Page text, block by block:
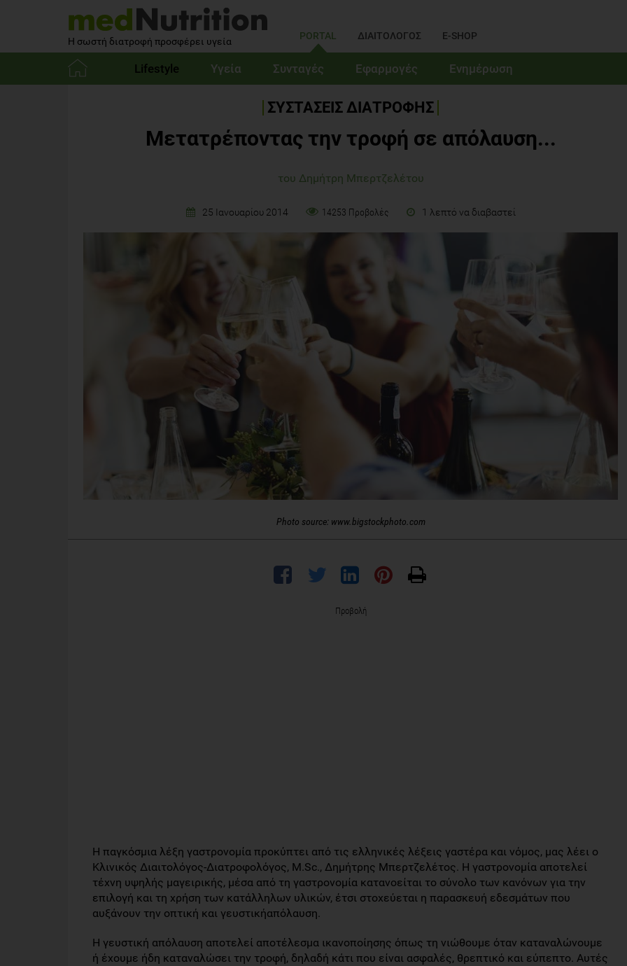
Η σωστή διατροφή προσφέρει υγεία PORTAL ΔΙΑΙΤΟΛΟΓΟΣ E-SHOP
Lifestyle Υγεία Συνταγές Εφαρμογές Ενημέρωση
ΣΥΣΤΑΣΕΙΣ ΔΙΑΤΡΟΦΗΣ
Mετατρέποντας την τροφή σε απόλαυση...
του Δημήτρη Μπερτζελέτου
25 Ιανουαρίου 2014 14253 Προβολές 1 λεπτό να διαβαστεί
Photo source: www.bigstockphoto.com
Προβολή
Η παγκόσμια λέξη γαστρονομία προκύπτει από τις ελληνικές λέξεις γαστέρα και νόμος, μας λέει ο
Κλινικός Διαιτολόγος-Διατροφολόγος, M.Sc., Δημήτρης Μπερτζελέτος. Η γαστρονομία αποτελεί
τέχνη υψηλής μαγειρικής, μέσα από τη γαστρονομία κατανοείται το σύνολο των κανόνων για την
επιλογή και τη χρήση των κατάλληλων υλικών, έτσι στοχεύεται η παρασκευή εδεσμάτων που
αυξάνουν την οπτική και γευστικήαπόλαυση.
Η γευστική απόλαυση αποτελεί αποτέλεσμα ικανοποίησης όπως τη νιώθουμε όταν καταναλώνουμε
ή έχουμε ήδη καταναλώσει την τροφή, δηλαδή κάτι που είναι ασφαλές, θρεπτικό και εύπεπτο. Αυτές